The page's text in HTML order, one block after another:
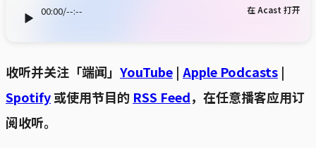
00:00/--:-- 在 Acast 打开
收听并关注「端闻」 YouTube | Apple Podcasts |
Spotify或使用节目的 RSS Feed，在任意播客应用订
阅收听。